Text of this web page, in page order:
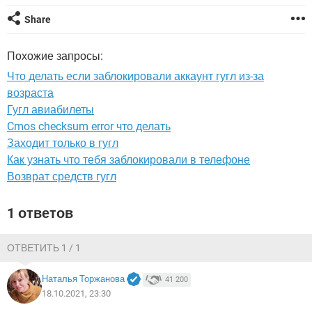
YANDEX
YANDEX
Share
Похожие запросы:
Что делать если заблокировали аккаунт гугл из-за
возраста
Гугл авиабилеты
Cmos checksum error что делать
Заходит только в гугл
Как узнать что тебя заблокировали в телефоне
Возврат средств гугл
1 ответов
ОТВЕТИТЬ 1 / 1
Наталья Торжанова 41 200
18.10.2021, 23:30